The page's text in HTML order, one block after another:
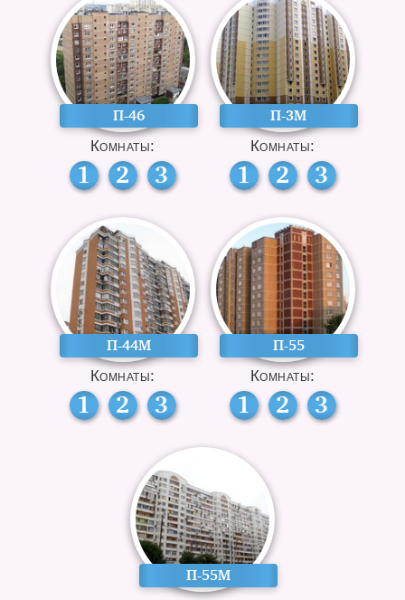
П-46
Комнаты:
1 2 3
П-3М
Комнаты:
1 2 3
П-44М
Комнаты:
1 2 3
П-55
Комнаты:
1 2 3
П-55М